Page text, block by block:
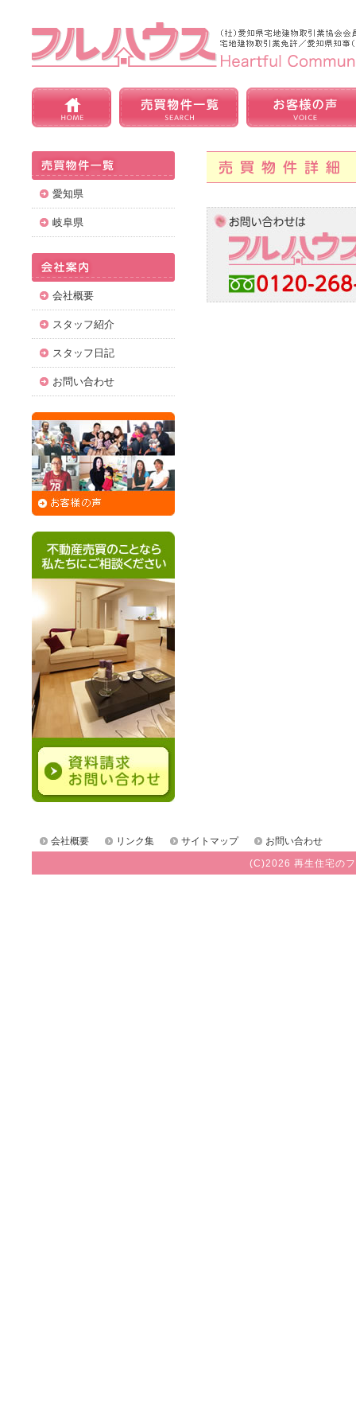
愛知県
岐阜県
会社概要
スタッフ紹介
スタッフ日記
お問い合わせ
会社概要 リンク集 サイトマップ お問い合わせ
(C)2026 再生住宅の